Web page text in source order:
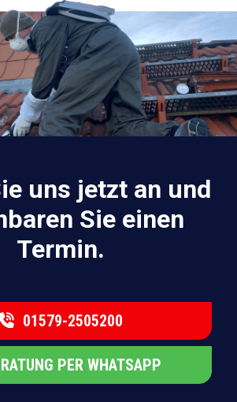
uns jetzt an und
Sie einen
Termin.
01579-2505200
PER WHATSAPP